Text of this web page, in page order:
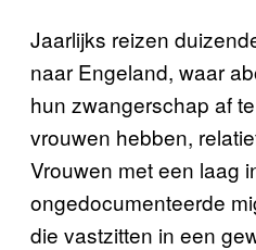
Jaarlijks reizen
naar Engeland, waar
hun zwangerschap af
vrouwen hebben,
Vrouwen met een laag
ongedocumenteerde
die vastzitten in een